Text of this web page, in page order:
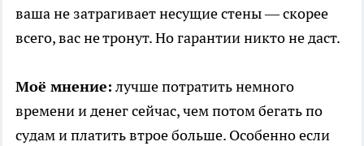
ваша не затрагивает несущие стены — скорее
всего, вас не тронут. Но гарантии никто не даст.
Моё мнение: лучше потратить немного
времени и денег сейчас, чем потом бегать по
судам и платить втрое больше. Особенно если